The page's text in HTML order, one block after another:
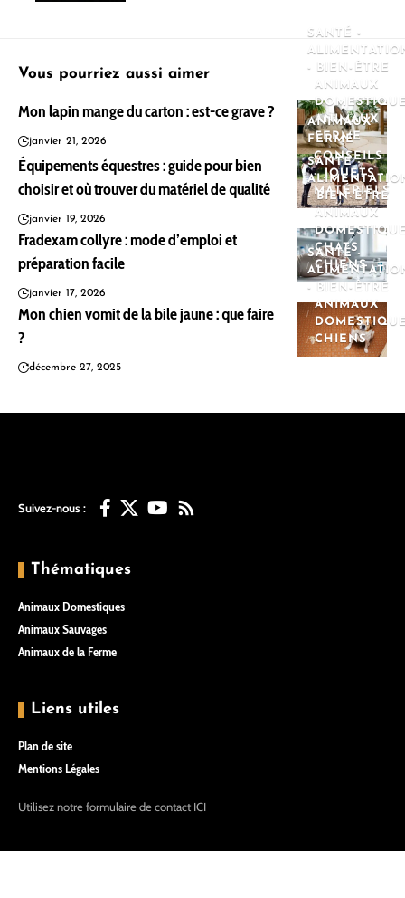
Vous pourriez aussi aimer
SANTÉ -
- BIEN-ÊTRE
ANIMAUX
ANIMAUX
FERME
Mon lapin mange du carton : est-ce grave ?
janvier 21, 2026
ANIMAUX
FERME
CONSEILS
- JOUETS -
MATÉRIELS
Équipements équestres : guide pour bien
choisir et où trouver du matériel de qualité
janvier 19, 2026
SANTÉ -
- BIEN-ÊTRE
ANIMAUX
CHATS
CHIENS
Fradexam collyre : mode d’emploi et
préparation facile
janvier 17, 2026
SANTÉ -
- BIEN-ÊTRE
ANIMAUX
CHIENS
Mon chien vomit de la bile jaune : que faire
?
décembre 27, 2025
Suivez-nous :
Thématiques
Animaux Domestiques
Animaux Sauvages
Animaux de la Ferme
Liens utiles
Plan de site
Mentions Légales
Utilisez notre formulaire de contact ICI